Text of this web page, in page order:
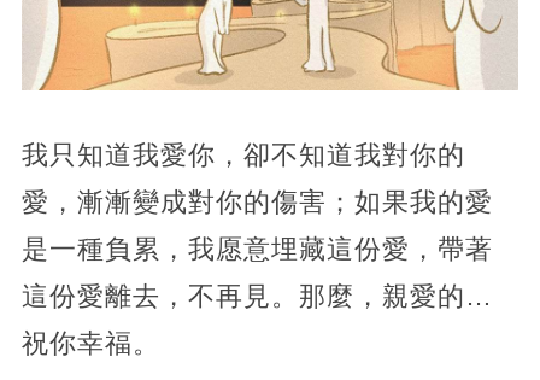
我只知道我愛你，卻不知道我對你的
愛，漸漸變成對你的傷害；如果我的愛
是一種負累，我愿意埋藏這份愛，帶著
這份愛離去，不再見。那麼，親愛的…
祝你幸福。